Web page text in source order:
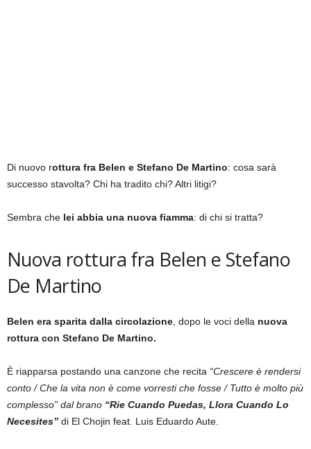
Di nuovo rottura fra Belen e Stefano De Martino: cosa sarà
successo stavolta? Chi ha tradito chi? Altri litigi?
Sembra che lei abbia una nuova fiamma: di chi si tratta?
Nuova rottura fra Belen e Stefano
De Martino
Belen era sparita dalla circolazione , dopo le voci della nuova
rottura con Stefano De Martino.
È riapparsa postando una canzone che recita “Crescere è rendersi
conto / Che la vita non è come vorresti che fosse / Tutto è molto più
complesso” dal brano “Rie Cuando Puedas, Llora Cuando Lo
Necesites” di El Chojin feat. Luis Eduardo Aute.